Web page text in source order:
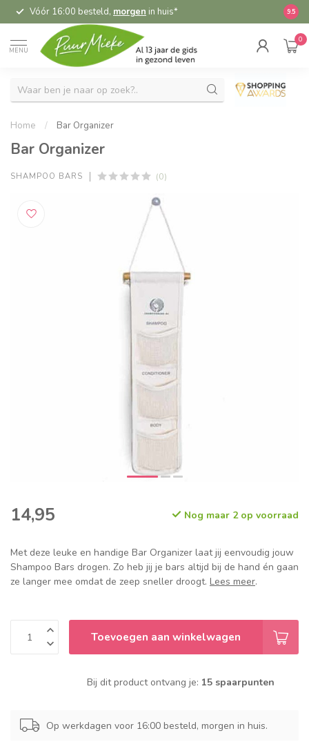
Vóór 16:00 besteld, morgen in huis* 9.5
MENU
0
Home / Bar Organizer
Bar Organizer
SHAMPOO BARS (0)
14,95 Nog maar 2 op voorraad
Met deze leuke en handige Bar Organizer laat jij eenvoudig jouw
Shampoo Bars drogen. Zo heb jij je bars altijd bij de hand én gaan
ze langer mee omdat de zeep sneller droogt. Lees meer.
Toevoegen aan winkelwagen
Bij dit product ontvang je: 15 spaarpunten
Op werkdagen voor 16:00 besteld, morgen in huis.